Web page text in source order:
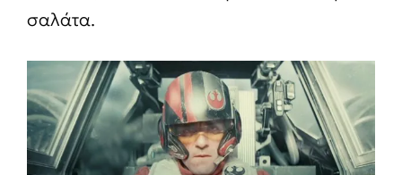
σαλάτα.